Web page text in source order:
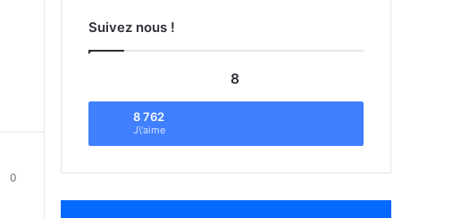
0
Suivez nous !
8
8 762
J\'aime